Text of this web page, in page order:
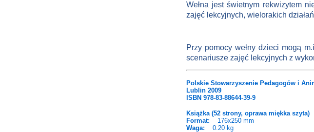
Wełna jest świetnym rekwizytem
zajęć lekcyjnych, wielorakich
Przy pomocy wełny dzieci mogą
scenariusze zajęć lekcyjnych z
Polskie Stowarzyszenie Pedagogów i
Lublin 2009
ISBN 978-83-88644-39-9
Książka (52 strony, oprawa miękka szyta)
Format: 176x250 mm
Waga: 0.20 kg